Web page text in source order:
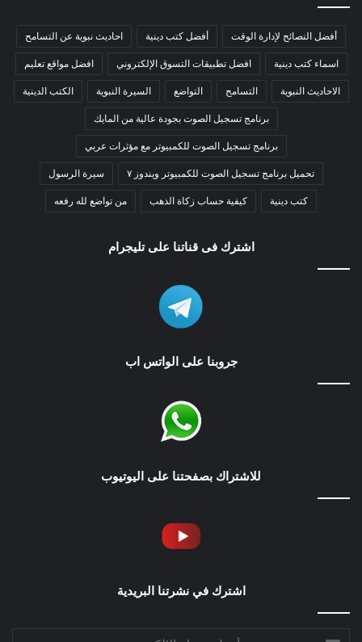
أفضل النصائح لإدارة الوقت أفضل كتب دينية احاديث نبوية عن التسامح
اسماء كتب دينية افضل تطبيقات التسوق الإلكتروني افضل مواقع تعليم
الاحاديث النبوية التسامح التواضع السيرة النبوية الكتب الدينية
برنامج تسجيل الصوت بجودة عالية من المايك
برنامج تسجيل الصوت للكمبيوتر مع مؤثرات عربي
تحميل برنامج تسجيل الصوت للكمبيوتر ويندوز ٧ سيرة الرسول
كتب دينية كيفية حساب زكاة الذهب من تواضع لله رفعه
اشترك فى قناتنا على تليجرام
جروبنا على الواتس اب
للاشتراك بصفحتنا على اليوتيوب
اشترك في نشرتنا البريدية
أدخل